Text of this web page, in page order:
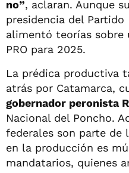
no”, aclaran. Aunque
presidencia del Partido
alimentó teorías sobre
PRO para 2025.
La prédica productiva
atrás por Catamarca,
gobernador peronista
Nacional del Poncho.
federales son parte de
en la producción es
mandatarios, quienes